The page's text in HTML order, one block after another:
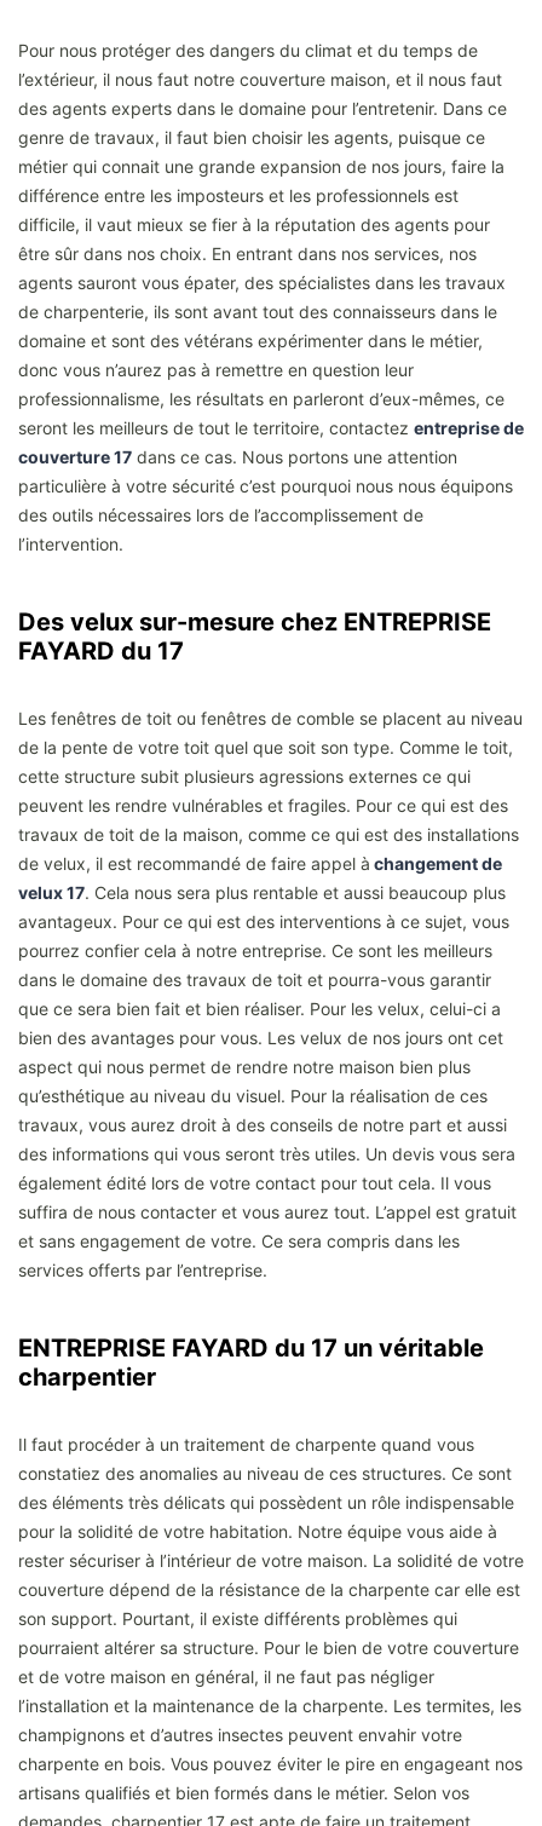
Pour nous protéger des dangers du climat et du temps de
l’extérieur, il nous faut notre couverture maison, et il nous faut
des agents experts dans le domaine pour l’entretenir. Dans ce
genre de travaux, il faut bien choisir les agents, puisque ce
métier qui connait une grande expansion de nos jours, faire la
différence entre les imposteurs et les professionnels est
difficile, il vaut mieux se fier à la réputation des agents pour
être sûr dans nos choix. En entrant dans nos services, nos
agents sauront vous épater, des spécialistes dans les travaux
de charpenterie, ils sont avant tout des connaisseurs dans le
domaine et sont des vétérans expérimenter dans le métier,
donc vous n’aurez pas à remettre en question leur
professionnalisme, les résultats en parleront d’eux-mêmes, ce
seront les meilleurs de tout le territoire, contactez entreprise de
couverture 17 dans ce cas. Nous portons une attention
particulière à votre sécurité c’est pourquoi nous nous équipons
des outils nécessaires lors de l’accomplissement de
l’intervention.
Des velux sur-mesure chez ENTREPRISE
FAYARD du 17
Les fenêtres de toit ou fenêtres de comble se placent au niveau
de la pente de votre toit quel que soit son type. Comme le toit,
cette structure subit plusieurs agressions externes ce qui
peuvent les rendre vulnérables et fragiles. Pour ce qui est des
travaux de toit de la maison, comme ce qui est des installations
de velux, il est recommandé de faire appel à changement de
velux 17. Cela nous sera plus rentable et aussi beaucoup plus
avantageux. Pour ce qui est des interventions à ce sujet, vous
pourrez confier cela à notre entreprise. Ce sont les meilleurs
dans le domaine des travaux de toit et pourra-vous garantir
que ce sera bien fait et bien réaliser. Pour les velux, celui-ci a
bien des avantages pour vous. Les velux de nos jours ont cet
aspect qui nous permet de rendre notre maison bien plus
qu’esthétique au niveau du visuel. Pour la réalisation de ces
travaux, vous aurez droit à des conseils de notre part et aussi
des informations qui vous seront très utiles. Un devis vous sera
également édité lors de votre contact pour tout cela. Il vous
suffira de nous contacter et vous aurez tout. L’appel est gratuit
et sans engagement de votre. Ce sera compris dans les
services offerts par l’entreprise.
ENTREPRISE FAYARD du 17 un véritable
charpentier
Il faut procéder à un traitement de charpente quand vous
constatiez des anomalies au niveau de ces structures. Ce sont
des éléments très délicats qui possèdent un rôle indispensable
pour la solidité de votre habitation. Notre équipe vous aide à
rester sécuriser à l’intérieur de votre maison. La solidité de votre
couverture dépend de la résistance de la charpente car elle est
son support. Pourtant, il existe différents problèmes qui
pourraient altérer sa structure. Pour le bien de votre couverture
et de votre maison en général, il ne faut pas négliger
l’installation et la maintenance de la charpente. Les termites, les
champignons et d’autres insectes peuvent envahir votre
charpente en bois. Vous pouvez éviter le pire en engageant nos
artisans qualifiés et bien formés dans le métier. Selon vos